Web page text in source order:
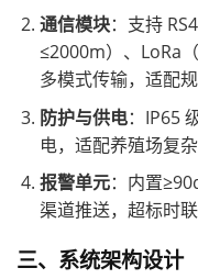
通信模块：支持
≤2000m）、LoRa
多模式传输，适配
防护与供电：IP65
电，适配养殖场复杂
报警单元：内置
渠道推送，超标时
三、系统架构设计